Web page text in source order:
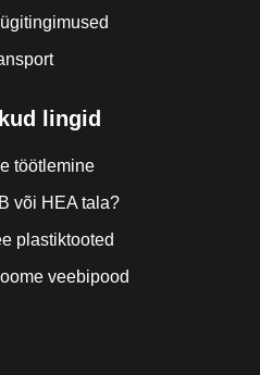
lingid
töötlemine
või HEA tala?
plastiktooted
veebipood